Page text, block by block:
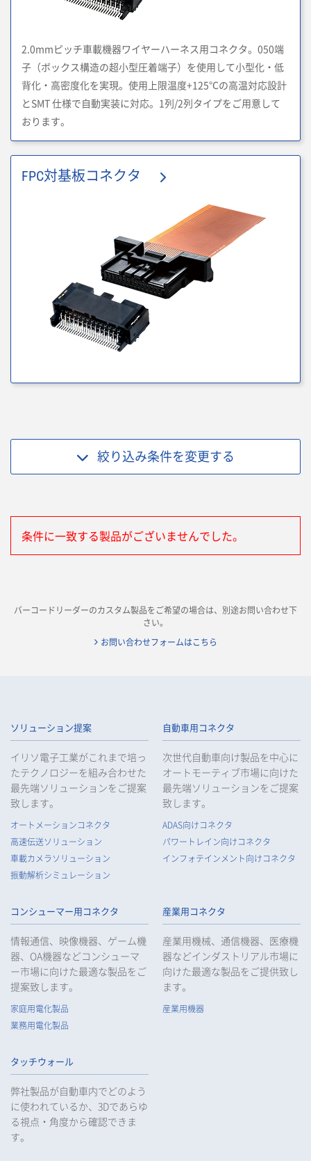
2.0mmピッチ車載機器ワイヤーハーネス用コネクタ。050端
子（ボックス構造の超小型圧着端子）を使用して小型化・低
背化・高密度化を実現。使用上限温度+125℃の高温対応設計
とSMT 仕様で自動実装に対応。1列/2列タイプをご用意して
おります。
FPC対基板コネクタ
絞り込み条件を変更する
条件に一致する製品がございませんでした。
バーコードリーダーのカスタム製品をご希望の場合は、別途お問い合わせ下
さい。
お問い合わせフォームはこちら
ソリューション提案
イリソ電子工業がこれまで培っ
たテクノロジーを組み合わせた
最先端ソリューションをご提案
致します。
オートメーションコネクタ
高速伝送ソリューション
車載カメラソリューション
振動解析シミュレーション
自動車用コネクタ
次世代自動車向け製品を中心に
オートモーティブ市場に向けた
最先端ソリューションをご提案
致します。
ADAS向けコネクタ
パワートレイン向けコネクタ
インフォテインメント向けコネクタ
コンシューマー用コネクタ
情報通信、映像機器、ゲーム機
器、OA機器などコンシューマ
ー市場に向けた最適な製品をご
提案致します。
家庭用電化製品
業務用電化製品
産業用コネクタ
産業用機械、通信機器、医療機
器などインダストリアル市場に
向けた最適な製品をご提供致し
ます。
産業用機器
タッチウォール
弊社製品が自動車内でどのよう
に使われているか、3Dであらゆ
る視点・角度から確認できま
す。